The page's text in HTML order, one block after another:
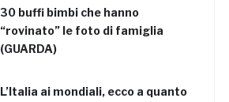
30 buffi bimbi che hanno
“rovinato” le foto di famiglia
(GUARDA)
L’Italia ai mondiali, ecco a quanto